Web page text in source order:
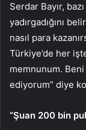
Serdar Bayır,
yadırgadığını
nasıl para
Türkiye’de her
memnunum.
ediyorum” diye
“Şuan 200 bin